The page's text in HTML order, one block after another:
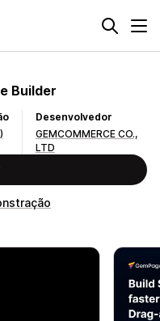
Builder
Desenvolvedor
GEMCOMMERCE CO.,
LTD